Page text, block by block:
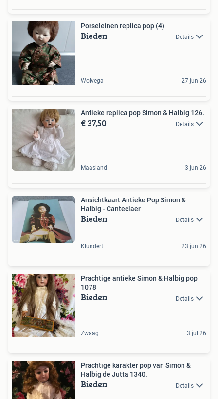
Porseleinen replica pop (4)
Bieden Details
Wolvega 27 jun 26
Antieke replica pop Simon & Halbig 126.
€ 37,50 Details
Maasland 3 jun 26
Ansichtkaart Antieke Pop Simon &
Halbig - Canteclaer
Bieden Details
Klundert 23 jun 26
Prachtige antieke Simon & Halbig pop
1078
Bieden Details
Zwaag 3 jul 26
Prachtige karakter pop van Simon &
Halbig de Jutta 1340.
Bieden Details